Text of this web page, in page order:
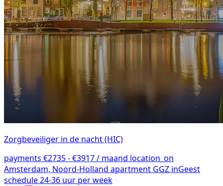
Zorgbeveiliger in de nacht (HIC)
payments €2735 - €3917 / maand location_on
Amsterdam, Noord-Holland apartment GGZ inGeest
schedule24-36 uur per week